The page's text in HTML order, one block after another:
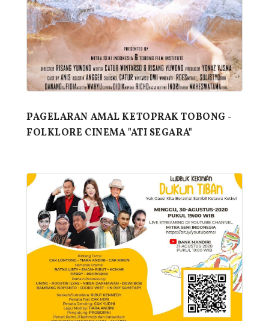
PAGELARAN AMAL KETOPRAK TOBONG -
FOLKLORE CINEMA "ATI SEGARA"